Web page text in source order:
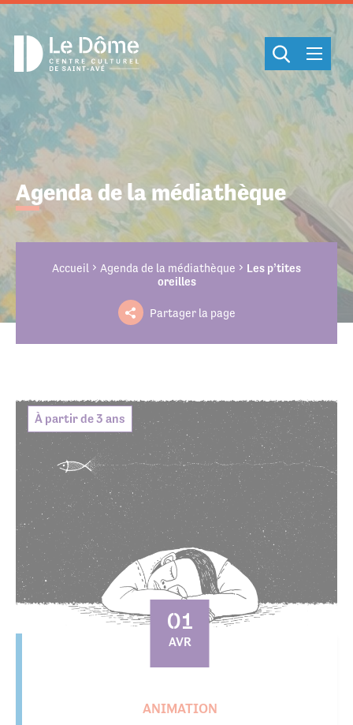
Agenda de la médiathèque
Accueil Agenda de la médiathèque
Les p’tites
oreilles
Partager la page
À partir de 3 ans
01
AVR
ANIMATION
Cookies management panel